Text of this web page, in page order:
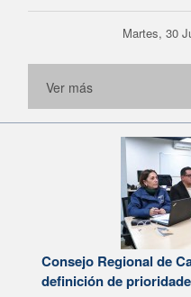
Martes, 30
Ver más
Consejo Regional de
definición de